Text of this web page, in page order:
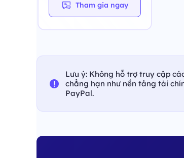
Tham gia ngay
Lưu ý: Không hỗ trợ truy cập
chẳng hạn như nền tảng tài
PayPal.